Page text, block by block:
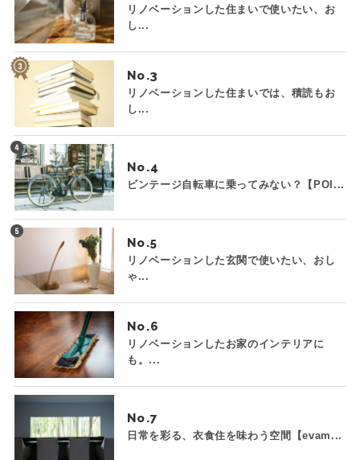
リノベーションした住まいで使いたい、お
し...
No.
リノベーションした住まいでは、積読もお
し...
No.
ビンテージ自転車に乗ってみない？【POI...
No.
リノベーションした玄関で使いたい、おし
ゃ...
No.
リノベーションしたお家のインテリアに
も。...
No.
日常を彩る、衣食住を味わう空間【evam...